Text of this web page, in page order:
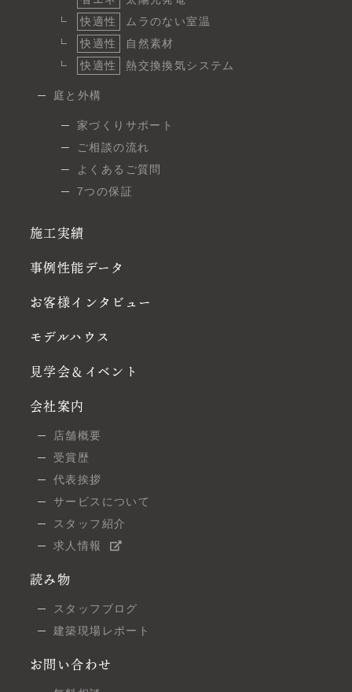
快適性
ムラのない室温
快適性
自然素材
快適性
熱交換換気システム
庭と外構
家づくりサポート
ご相談の流れ
よくあるご質問
7つの保証
施工実績
事例性能データ
お客様インタビュー
モデルハウス
見学会＆イベント
会社案内
店舗概要
受賞歴
代表挨拶
サービスについて
スタッフ紹介
求人情報
読み物
スタッフブログ
建築現場レポート
お問い合わせ